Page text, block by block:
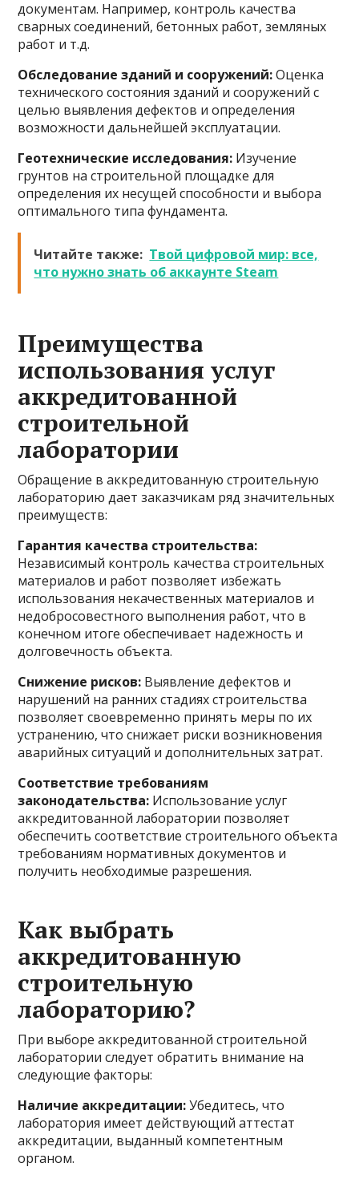
документам. Например, контроль качества
сварных соединений, бетонных работ, земляных
работ и т.д.
Обследование зданий и сооружений:Оценка
технического состояния зданий и сооружений с
целью выявления дефектов и определения
возможности дальнейшей эксплуатации.
Геотехнические исследования: Изучение
грунтов на строительной площадке для
определения их несущей способности и выбора
оптимального типа фундамента.
Читайте также: Твой цифровой мир: все,
что нужно знать об аккаунте Steam
Преимущества
использования услуг
аккредитованной
строительной
лаборатории
Обращение в аккредитованную строительную
лабораторию дает заказчикам ряд значительных
преимуществ:
Гарантия качества строительства:
Независимый контроль качества строительных
материалов и работ позволяет избежать
использования некачественных материалов и
недобросовестного выполнения работ, что в
конечном итоге обеспечивает надежность и
долговечность объекта.
Снижение рисков: Выявление дефектов и
нарушений на ранних стадиях строительства
позволяет своевременно принять меры по их
устранению, что снижает риски возникновения
аварийных ситуаций и дополнительных затрат.
Соответствие требованиям
законодательства: Использование услуг
аккредитованной лаборатории позволяет
обеспечить соответствие строительного объекта
требованиям нормативных документов и
получить необходимые разрешения.
Как выбрать
аккредитованную
строительную
лабораторию?
При выборе аккредитованной строительной
лаборатории следует обратить внимание на
следующие факторы:
Наличие аккредитации:Убедитесь, что
лаборатория имеет действующий аттестат
аккредитации, выданный компетентным
органом.